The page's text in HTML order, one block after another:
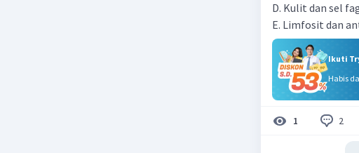
D. Kulit dan sel
E. Limfosit dan
Ikuti
Habis
1 2